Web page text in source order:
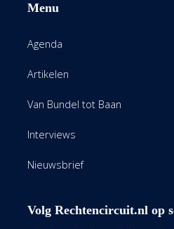
Menu
Agenda
Artikelen
Van Bundel tot Baan
Interviews
Nieuwsbrief
Volg Rechtencircuit.nl op